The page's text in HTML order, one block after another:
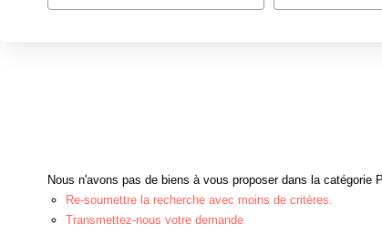
Nous n'avons pas de biens à vous proposer dans la
Re-soumettre la recherche avec moins de critères.
Transmettez-nous votre demande